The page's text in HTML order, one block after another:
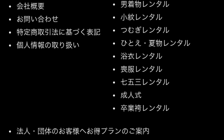
会社概要
お問い合わせ
特定商取引法に基づく表記
個人情報の取り扱い
男着物レンタル
小紋レンタル
つむぎレンタル
ひとえ・夏物レンタル
浴衣レンタル
喪服レンタル
七五三レンタル
成人式
卒業袴レンタル
法人・団体のお客様へお得プランのご案内